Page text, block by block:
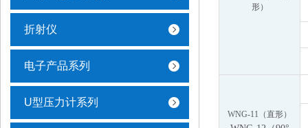
折射仪
电子产品系列
U型压力计系列
形）
WNG-11（直形）